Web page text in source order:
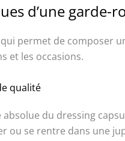
d’une garde-
permet de composer
et les occasions.
qualité
absolue du dressing
ou se rentre dans une